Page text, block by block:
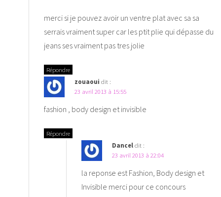
merci si je pouvez avoir un ventre plat avec sa sa
serrais vraiment super car les ptit plie qui dépasse du
jeans ses vraiment pas tres jolie
Répondre
zouaoui dit :
23 avril 2013 à 15:55
fashion , body design et invisible
Répondre
Dancel dit :
23 avril 2013 à 22:04
la reponse est Fashion, Body design et
Invisible merci pour ce concours